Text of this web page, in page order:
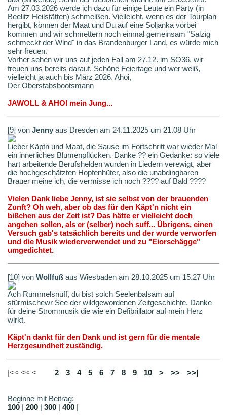
Am 27.03.2026 werde ich dazu für einige Leute ein Party (in
Beelitz Heilstätten) schmeißen. Vielleicht, wenn es der Tourplan
hergibt, können der Maat und Du auf eine Soljanka vorbei
kommen und wir schmettern noch einmal gemeinsam "Salzig
schmeckt der Wind" in das Brandenburger Land, es würde mich
sehr freuen.
Vorher sehen wir uns auf jeden Fall am 27.12. im SO36, wir
freuen uns bereits darauf. Schöne Feiertage und wer weiß,
vielleicht ja auch bis März 2026. Ahoi,
Der Oberstabsbootsmann
JAWOLL & AHOI mein Jung...
[9] von Jenny aus Dresden am 24.11.2025 um 21.08 Uhr
Lieber Käptn und Maat, die Sause im Fortschritt war wieder Mal
ein innerliches Blumenpflücken. Danke ?? ein Gedanke: so viele
hart arbeitende Berufshelden wurden in Liedern verewigt, aber
die hochgeschätzten Hopfenhüter, also die unabdingbaren
Brauer meine ich, die vermisse ich noch ???? auf Bald ????
Vielen Dank liebe Jenny, ist sie selbst von der brauenden
Zunft? Oh weh, aber ob das für den Käpt'n nicht ein
bißchen aus der Zeit ist? Das hätte er vielleicht doch
angehen sollen, als er (selber) noch suff... Übrigens, einen
Versuch gab's tatsächlich bereits und der wurde verworfen
und die Musik wiederverwendet und zu "Eiorschägge"
umgedichtet.
[10] von Wollfuß aus Wiesbaden am 28.10.2025 um 15.27 Uhr
Ach Rummelsnuff, du bist solch Seelenbalsam auf
stürmischewr See der wildgewordenen Zeitgeschichte. Danke
für deine Strommusik die wie ein Defibrillator auf mein Herz
wirkt.
Käpt'n dankt für den Dank und ist gern für die mentale
Herzgesundheit zuständig.
|<< << < 2 3 4 5 6 7 8 9 10 > >> >>|
Beginne mit Beitrag:
100 | 200 | 300 | 400 |